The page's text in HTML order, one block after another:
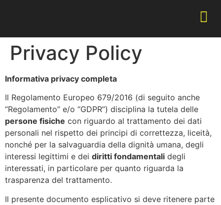
Privacy Policy
Informativa privacy completa
Il Regolamento Europeo 679/2016 (di seguito anche
“Regolamento” e/o “GDPR”) disciplina la tutela delle
persone fisiche con riguardo al trattamento dei dati
personali nel rispetto dei principi di correttezza, liceità,
nonché per la salvaguardia della dignità umana, degli
interessi legittimi e dei diritti fondamentali degli
interessati, in particolare per quanto riguarda la
trasparenza del trattamento.
Il presente documento esplicativo si deve ritenere parte